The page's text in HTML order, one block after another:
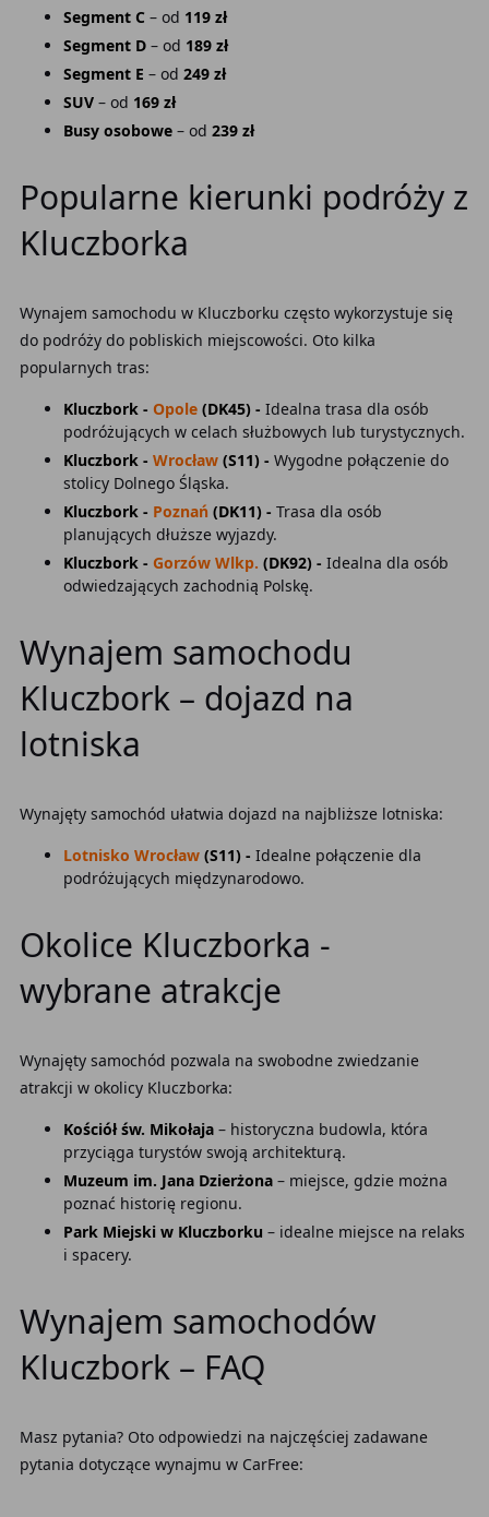
Segment C – od 119 zł
Segment D– od 189 zł
Segment E – od 249 zł
SUV– od 169 zł
Busy osobowe– od 239 zł
Popularne kierunki podróży z
Kluczborka
Wynajem samochodu w Kluczborku często wykorzystuje się
do podróży do pobliskich miejscowości. Oto kilka
popularnych tras:
Kluczbork - Opole(DK45) - Idealna trasa dla osób
podróżujących w celach służbowych lub turystycznych.
Kluczbork - Wrocław(S11) - Wygodne połączenie do
stolicy Dolnego Śląska.
Kluczbork - Poznań (DK11) - Trasa dla osób
planujących dłuższe wyjazdy.
Kluczbork - Gorzów Wlkp. (DK92) - Idealna dla osób
odwiedzających zachodnią Polskę.
Wynajem samochodu
Kluczbork – dojazd na
lotniska
Wynajęty samochód ułatwia dojazd na najbliższe lotniska:
Lotnisko Wrocław(S11) - Idealne połączenie dla
podróżujących międzynarodowo.
Okolice Kluczborka -
wybrane atrakcje
Wynajęty samochód pozwala na swobodne zwiedzanie
atrakcji w okolicy Kluczborka:
Kościół św. Mikołaja– historyczna budowla, która
przyciąga turystów swoją architekturą.
Muzeum im. Jana Dzierżona– miejsce, gdzie można
poznać historię regionu.
Park Miejski w Kluczborku – idealne miejsce na relaks
i spacery.
Wynajem samochodów
Kluczbork – FAQ
Masz pytania? Oto odpowiedzi na najczęściej zadawane
pytania dotyczące wynajmu w CarFree: